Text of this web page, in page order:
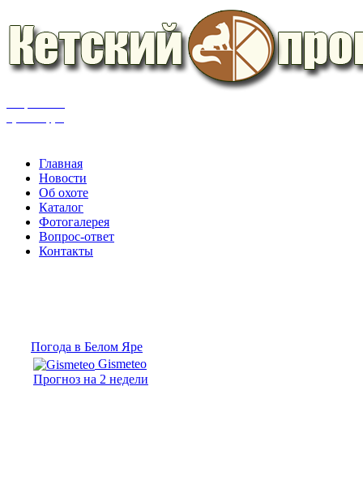
Главная
Новости
Об охоте
Каталог
Фотогалерея
Вопрос-ответ
Контакты
Погода в Белом Яре
Gismeteo
Прогноз на 2 недели